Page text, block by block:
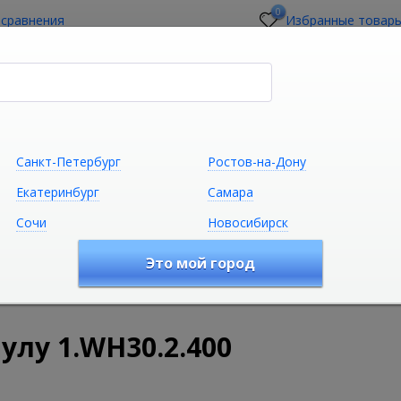
0 Избранные
Сантехника Климатическая
Комплектующие для сантехники
1.WH30.2.400
Санкт-Петербург
Ростов-на-Дону
Екатеринбург
Самара
Сочи Новосибирск
Это мой город